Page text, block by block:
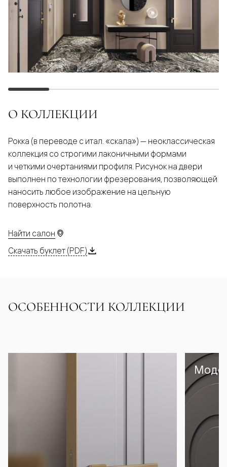
О КОЛЛЕКЦИИ
Рокка (в переводе с итал. «скала») — неоклассическая
коллекция со строгими лаконичными формами
и четкими очертаниями профиля. Рисунок на двери
выполнен по технологии фрезерования, позволяющей
наносить любое изображение на цельную
поверхность полотна.
Найти салон
Скачать буклет (PDF)
ОСОБЕННОСТИ КОЛЛЕКЦИИ